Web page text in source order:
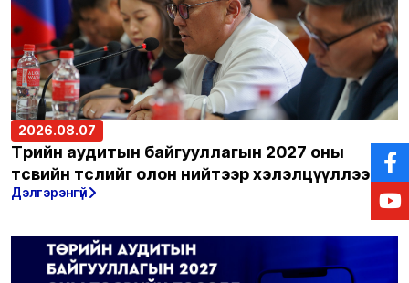
2026.08.07
Төрийн аудитын байгууллагын 2027 оны
төсвийн төслийг олон нийтээр хэлэлцүүллээ
Дэлгэрэнгүй